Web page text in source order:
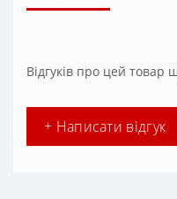
Відгуків про цей товар
+ Написати відгук